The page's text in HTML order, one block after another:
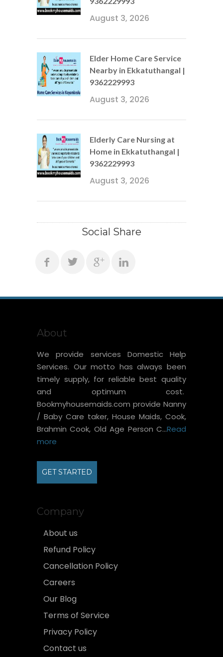
August 3, 2026
Elder Home Care Service
Nearby in Ekkatuthangal |
9362229993
August 3, 2026
Elderly Care Nursing at
Home in Ekkatuthangal |
9362229993
August 3, 2026
Social Share
About
We provide services Domestic Help
Services. Our motto has always been
timely supply, for reliable best quality
and optimum cost.
Bookmyhousemaids.com provide Nanny
/ Baby Care taker, House Maids, Cook,
Brahmin Cook, Old Age Person C...Read
more
GET STARTED
Company
About us
Refund Policy
Cancellation Policy
Careers
Our Blog
Terms of Service
Privacy Policy
Contact us